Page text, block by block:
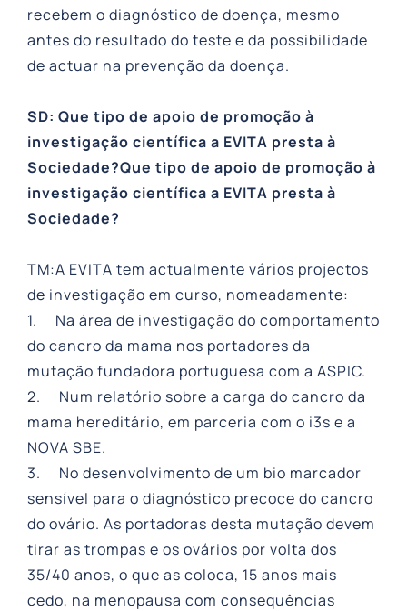
recebem o diagnóstico de doença, mesmo
antes do resultado do teste e da possibilidade
de actuar na prevenção da doença.
SD: Que tipo de apoio de promoção à
investigação científica a EVITA presta à
Sociedade?Que tipo de apoio de promoção à
investigação científica a EVITA presta à
Sociedade?
TM:A EVITA tem actualmente vários projectos
de investigação em curso, nomeadamente:
1. Na área de investigação do comportamento
do cancro da mama nos portadores da
mutação fundadora portuguesa com a ASPIC.
2. Num relatório sobre a carga do cancro da
mama hereditário, em parceria com o i3s e a
NOVA SBE.
3. No desenvolvimento de um bio marcador
sensível para o diagnóstico precoce do cancro
do ovário. As portadoras desta mutação devem
tirar as trompas e os ovários por volta dos
35/40 anos, o que as coloca, 15 anos mais
cedo, na menopausa com consequências